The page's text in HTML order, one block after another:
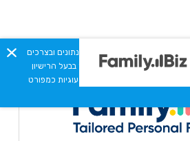
או תחליף לייעוץ המתחשב בנתונים ובצרכים
על תכני האתר מבלי להיוועץ בבעל הרישיון
האתר עושה שימוש בקבצי עוגיות כמפורט